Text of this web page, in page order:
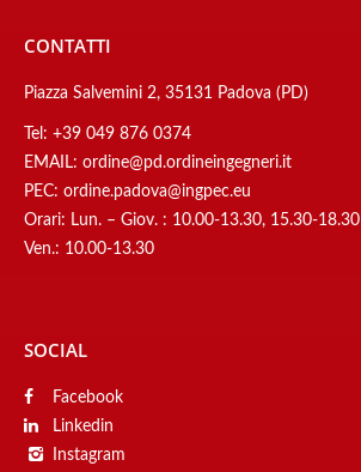
CONTATTI
Piazza Salvemini 2, 35131 Padova (PD)
Tel: +39 049 876 0374
EMAIL: ordine@pd.ordineingegneri.it
PEC: ordine.padova@ingpec.eu
Orari: Lun. – Giov. : 10.00-13.30, 15.30-18.30
Ven.: 10.00-13.30
SOCIAL
Facebook
Linkedin
Instagram